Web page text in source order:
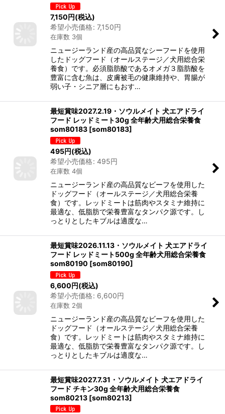
7,150円(税込)
希望小売価格: 7,150円
在庫数 3個
ニュージーランド産の高品質なシーフードを使用
したドッグフード（オールステージ／犬用総合栄
養食）です。必須脂肪酸であるオメガ３脂肪酸を
豊富に含む魚は、皮膚被毛の健康維持や、胃腸が
弱い子・シニア層にもおす…
最短賞味2027.2.19・ソウルメイト 犬エアドライ
フード レッドミート30g 全年齢犬用総合栄養食
som80183 [som80183]
495円(税込)
希望小売価格: 495円
在庫数 4個
ニュージーランド産の高品質なビーフを使用した
ドッグフード（オールステージ／犬用総合栄養
食）です。レッドミートは筋肉やスタミナ維持に
最適な、低脂肪で栄養豊富なタンパク源です。し
っとりとしたキブルは適度な…
最短賞味2026.11.13・ソウルメイト 犬エアドライ
フード レッドミート500g 全年齢犬用総合栄養食
som80190 [som80190]
6,600円(税込)
希望小売価格: 6,600円
在庫数 2個
ニュージーランド産の高品質なビーフを使用した
ドッグフード（オールステージ／犬用総合栄養
食）です。レッドミートは筋肉やスタミナ維持に
最適な、低脂肪で栄養豊富なタンパク源です。し
っとりとしたキブルは適度な…
最短賞味2027.7.31・ソウルメイト 犬エアドライ
フード チキン30g 全年齢犬用総合栄養食
som80213 [som80213]